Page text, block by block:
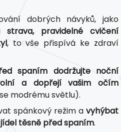
dobrých návyků, jako
strava, pravidelné cvičení
, to vše přispívá ke zdraví
spaním dodržujte noční
a dopřejí vašim očím
modrému světlu).
spánkový režim a vyhýbat
těsně před spaním.